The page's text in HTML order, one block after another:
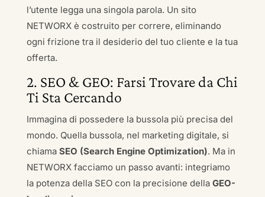
l’utente legga una singola parola. Un sito
NETWORX è costruito per correre, eliminando
ogni frizione tra il desiderio del tuo cliente e la tua
offerta.
2. SEO & GEO: Farsi Trovare da Chi
Ti Sta Cercando
Immagina di possedere la bussola più precisa del
mondo. Quella bussola, nel marketing digitale, si
chiama SEO (Search Engine Optimization). Ma in
NETWORX facciamo un passo avanti: integriamo
la potenza della SEO con la precisione della GEO-